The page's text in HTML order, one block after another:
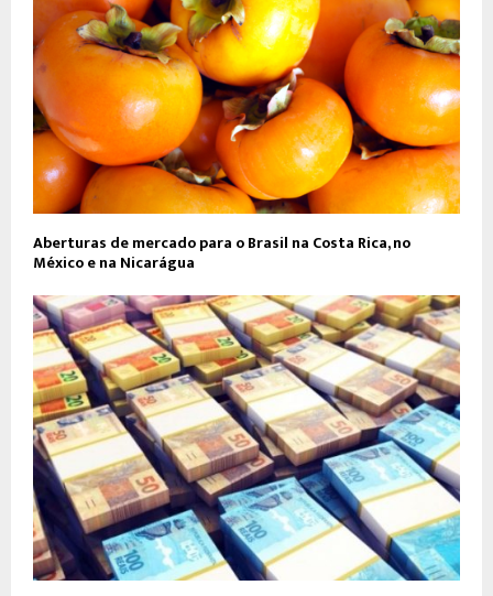
Aberturas de mercado para o Brasil na Costa Rica, no
México e na Nicarágua